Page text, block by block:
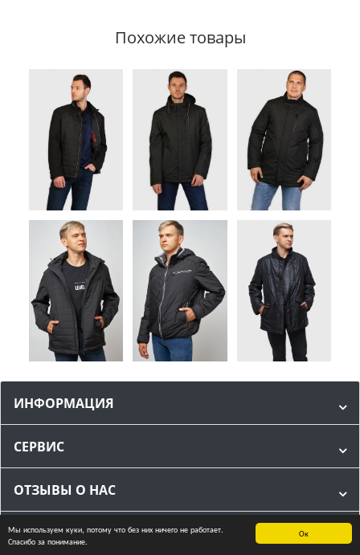
Ок
Мы используем куки, потому что без них ничего не работает.
Спасибо за понимание.
Похожие товары
ИНФОРМАЦИЯ
СЕРВИС
ОТЗЫВЫ О НАС
МЫ В СОЦИАЛЬНЫХ СЕТЯХ